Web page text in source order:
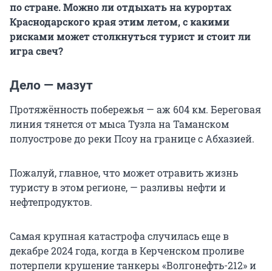
по стране. Можно ли отдыхать на курортах
Краснодарского края этим летом, с какими
рисками может столкнуться турист и стоит ли
игра свеч?
Дело — мазут
Протяжённость побережья — аж 604 км. Береговая
линия тянется от мыса Тузла на Таманском
полуострове до реки Псоу на границе с Абхазией.
Пожалуй, главное, что может отравить жизнь
туристу в этом регионе, — разливы нефти и
нефтепродуктов.
Самая крупная катастрофа случилась еще в
декабре 2024 года, когда в Керченском проливе
потерпели крушение танкеры «Волгонефть-212» и